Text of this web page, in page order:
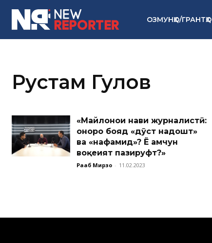
ОЗМУНҲО/ГРАНТҲО
Рустам Гулов
«Майлонҳои нави журналистӣ:
онҳоро бояд «дӯст надошт»
ва «нафаҳмид»? Ё ҳамчун
воқеият пазируфт?»
Раҷаб Мирзо - 11.02.2023